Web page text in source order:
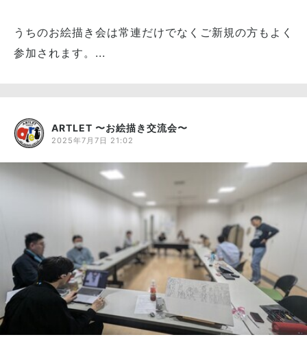
うちのお絵描き会は常連だけでなくご新規の方もよく
参加されます。...
ARTLET 〜お絵描き交流会〜
2025年7月7日 21:02